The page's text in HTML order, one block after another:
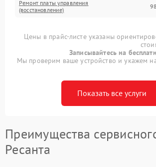
Ремонт платы управления
(восстановление)
Цены в прайс-листе указаны
Записывайтесь на
Мы проверим ваше устройство и укажем
Показать все услуги
Преимущества
Ресанта